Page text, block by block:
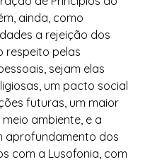
ainda, como
a rejeição dos
respeito pelas
sejam elas
um pacto social
futuras, um maior
ambiente, e a
aprofundamento dos
com a Lusofonia, com